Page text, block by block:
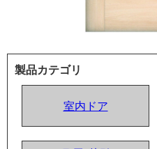
製品カテゴリ
室内ドア